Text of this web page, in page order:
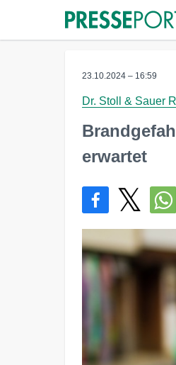
23.10.2024 – 16:59
Dr. Stoll & Sauer
erwartet